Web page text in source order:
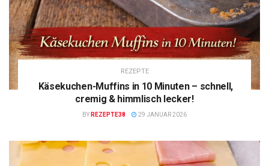
REZEPTE
Käsekuchen-Muffins in 10 Minuten – schnell,
cremig & himmlisch lecker!
BY REZEPTE38 29 JANUAR 2026